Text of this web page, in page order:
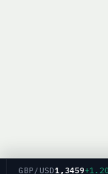
GBP/USD1,3459+1.20%